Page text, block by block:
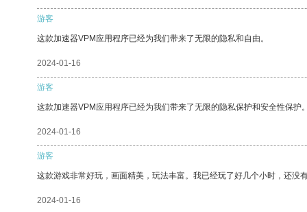
游客
这款加速器VPM应用程序已经为我们带来了无限的隐私和自由。
2024-01-16
游客
这款加速器VPM应用程序已经为我们带来了无限的隐私保护和安全性保护。
2024-01-16
游客
这款游戏非常好玩，画面精美，玩法丰富。我已经玩了好几个小时，还没有
2024-01-16